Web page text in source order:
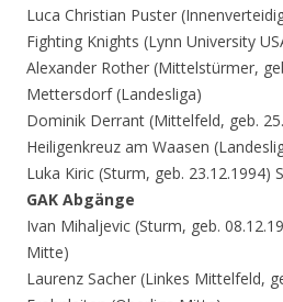
Luca Christian Puster
Fighting Knights (Lynn University
Alexander Rother (Mittelstürmer,
Mettersdorf (Landesliga)
Dominik Derrant (Mittelfeld, geb.
Heiligenkreuz am Waasen
Luka Kiric (Sturm, geb. 23.12.1994)
GAK Abgänge
Ivan Mihaljevic (Sturm, geb.
Mitte)
Laurenz Sacher (Linkes Mittelfeld,